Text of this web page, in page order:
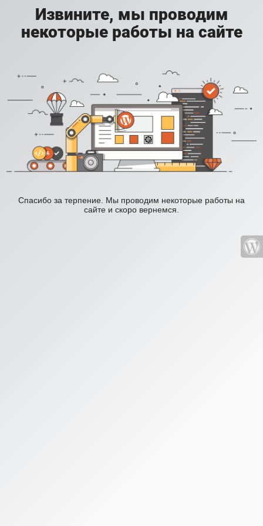
Извините, мы проводим
некоторые работы на сайте
Спасибо за терпение. Мы проводим некоторые работы на
сайте и скоро вернемся.